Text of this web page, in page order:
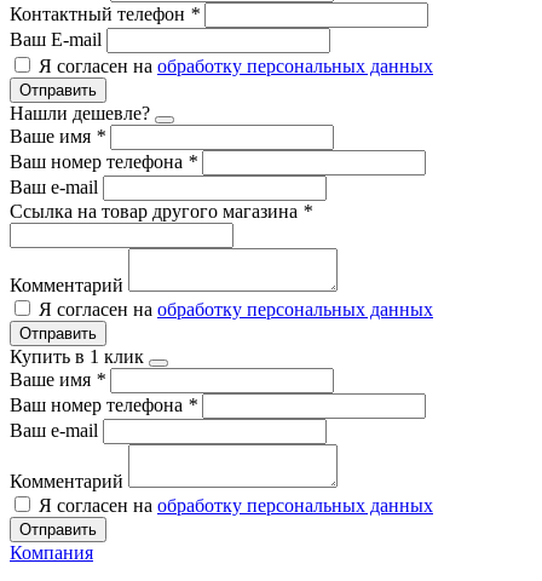
Контактный телефон *
Ваш E-mail
Я согласен на обработку персональных данных
Отправить
Нашли дешевле?
Ваше имя *
Ваш номер телефона *
Ваш e-mail
Ссылка на товар другого магазина *
Комментарий
Я согласен на обработку персональных данных
Отправить
Купить в 1 клик
Ваше имя *
Ваш номер телефона *
Ваш e-mail
Комментарий
Я согласен на обработку персональных данных
Отправить
Компания